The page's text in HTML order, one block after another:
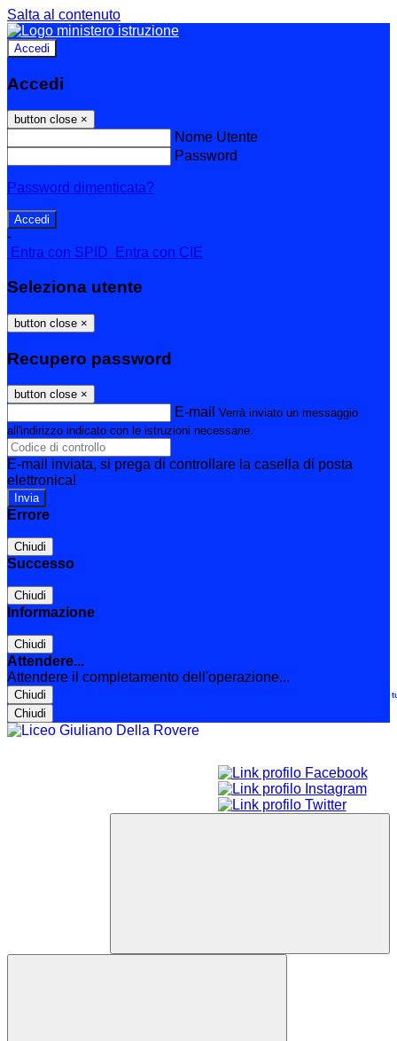
Salta al contenuto
Accedi
Accedi
button close ×
Nome Utente
Password
Password dimenticata?
-
Entra con SPID
Entra con CIE
Seleziona utente
button close ×
Recupero password
button close ×
E-mail Verrà inviato un messaggio
all'indirizzo indicato con le istruzioni necessarie.
E-mail inviata, si prega di controllare la casella di posta
elettronica!
Errore
Chiudi
Successo
Chiudi
Informazione
Chiudi
Attendere...
Attendere il completamento dell'operazione...
Chiudi
Chiudi
Le